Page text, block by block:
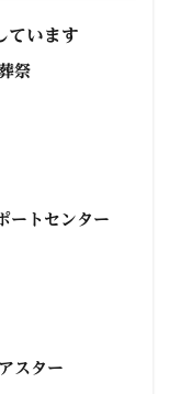
ています
祭
ートセンター
スター